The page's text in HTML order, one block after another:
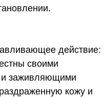
действие:
своими
и заживляющими
кожу и